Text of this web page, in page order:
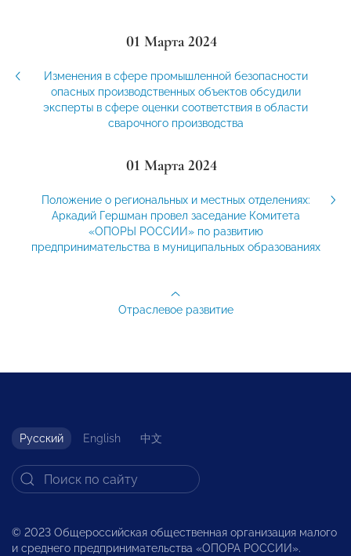
01 Марта 2024
Изменения в сфере промышленной безопасности
опасных производственных объектов обсудили
эксперты в сфере оценки соответствия в области
сварочного производства
01 Марта 2024
Положение о региональных и местных отделениях:
Аркадий Гершман провел заседание Комитета
«ОПОРЫ РОССИИ» по развитию
предпринимательства в муниципальных образованиях
Отраслевое развитие
Русский English 中文
© 2023 Общероссийская общественная организация малого
и среднего предпринимательства «ОПОРА РОССИИ».